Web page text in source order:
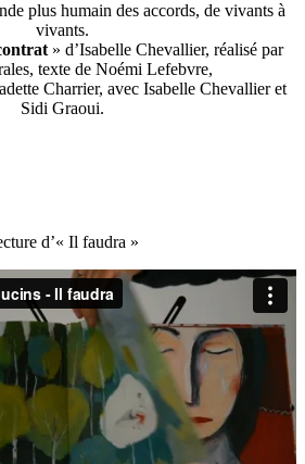
plus humain des accords, de vivants à
vivants.
» d’Isabelle Chevallier, réalisé par
texte de Noémi Lefebvre,
Charrier, avec Isabelle Chevallier et
Sidi Graoui.
d’« Il faudra »